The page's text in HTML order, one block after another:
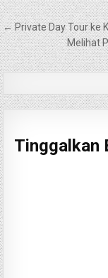
Navigasi
pos
← Private Day Tour ke
Melihat
Tinggalkan